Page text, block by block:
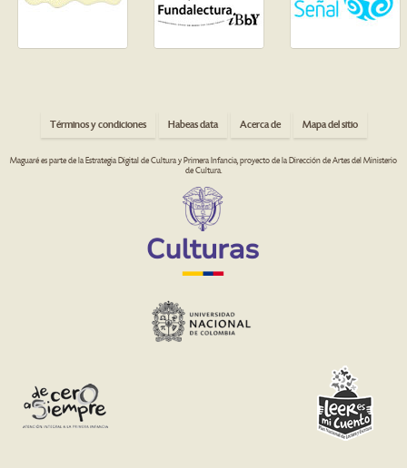
Términos y condiciones Habeas data Acerca de Mapa del sitio
Maguaré es parte de la Estrategia Digital de Cultura y Primera Infancia, proyecto de la Dirección de Artes del Ministerio
de Cultura.